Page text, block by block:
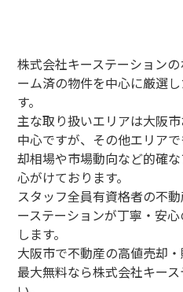
株式会社キーステーション
ーム済の物件を中心に厳選
す。
主な取り扱いエリアは大阪
中心ですが、その他エリア
却相場や市場動向など的確
心がけております。
スタッフ全員有資格者の不
ーステーションが丁寧・安
します。
大阪市で不動産の高値売却
最大無料なら株式会社キー